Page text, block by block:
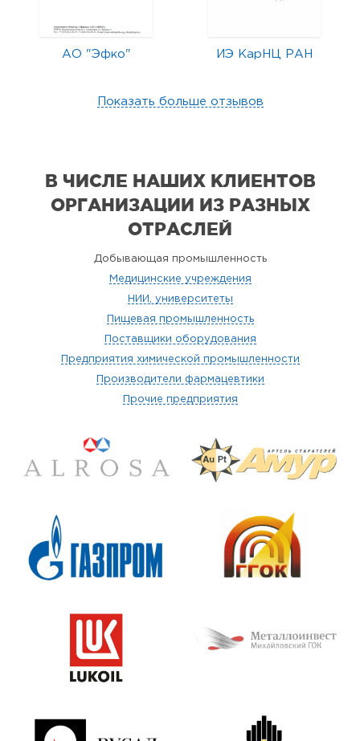
АО "Эфко" ИЭ КарНЦ РАН
Показать больше отзывов
В ЧИСЛЕ НАШИХ КЛИЕНТОВ
ОРГАНИЗАЦИИ ИЗ РАЗНЫХ
ОТРАСЛЕЙ
Добывающая промышленность
Медицинские учреждения
НИИ, университеты
Пищевая промышленность
Поставщики оборудования
Предприятия химической промышленности
Производители фармацевтики
Прочие предприятия